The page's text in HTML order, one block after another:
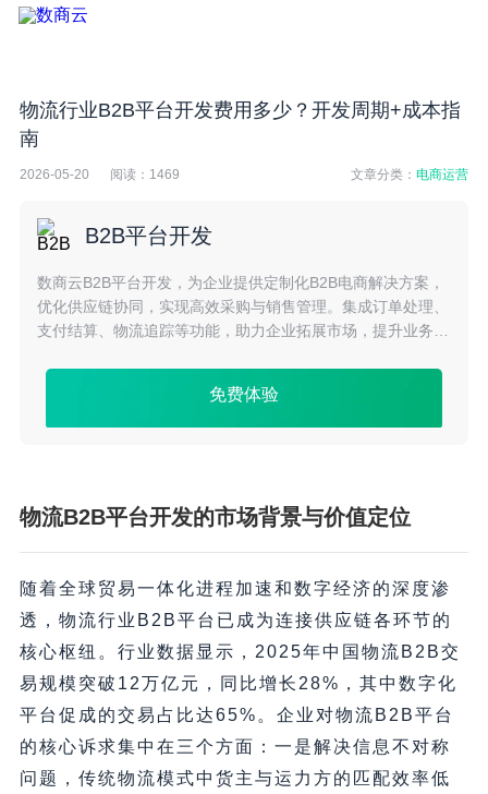
物流行业B2B平台开发费用多少？开发周期+成本指
南
2026-05-20 阅读： 1469 文章分类：电商运营
B2B平台开发
数商云B2B平台开发，为企业提供定制化B2B电商解决方案，
优化供应链协同，实现高效采购与销售管理。集成订单处理、
支付结算、物流追踪等功能，助力企业拓展市场，提升业务效
免费体验
物流B2B平台开发的市场背景与价值定位
随着全球贸易一体化进程加速和数字经济的深度渗
透，物流行业B2B平台已成为连接供应链各环节的
核心枢纽。行业数据显示，2025年中国物流B2B交
易规模突破12万亿元，同比增长28%，其中数字化
平台促成的交易占比达65%。企业对物流B2B平台
的核心诉求集中在三个方面：一是解决信息不对称
问题，传统物流模式中货主与运力方的匹配效率低